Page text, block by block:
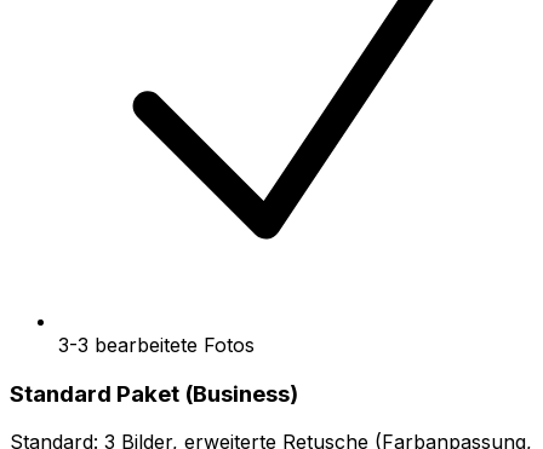
3-3 bearbeitete Fotos
Standard Paket (Business)
Standard: 3 Bilder, erweiterte Retusche (Farbanpassung,